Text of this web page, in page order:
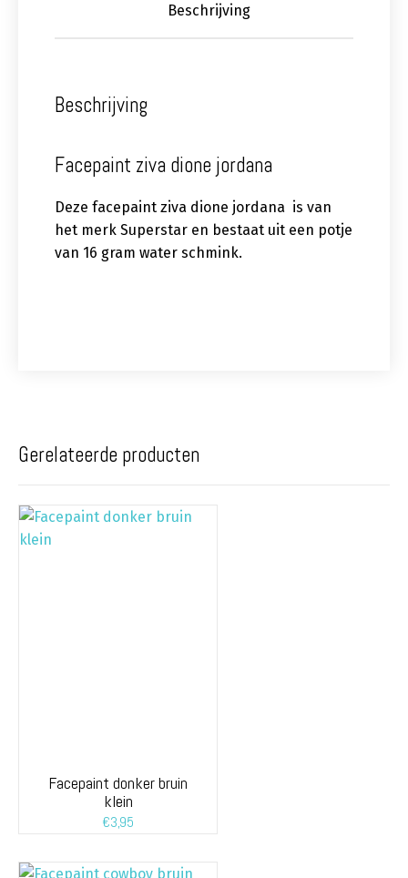
Beschrijving
Beschrijving
Facepaint ziva dione jordana
Deze facepaint ziva dione jordana is van
het merk Superstar en bestaat uit een potje
van 16 gram water schmink.
Gerelateerde producten
Facepaint donker bruin
klein
€3,95